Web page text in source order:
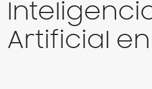
Artificial en